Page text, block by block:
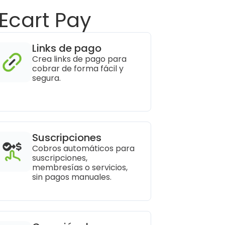
Pay
Links de pago
Crea links de pago para
cobrar de forma fácil y
segura.
Suscripciones
Cobros automáticos para
suscripciones,
membresías o servicios,
sin pagos manuales.